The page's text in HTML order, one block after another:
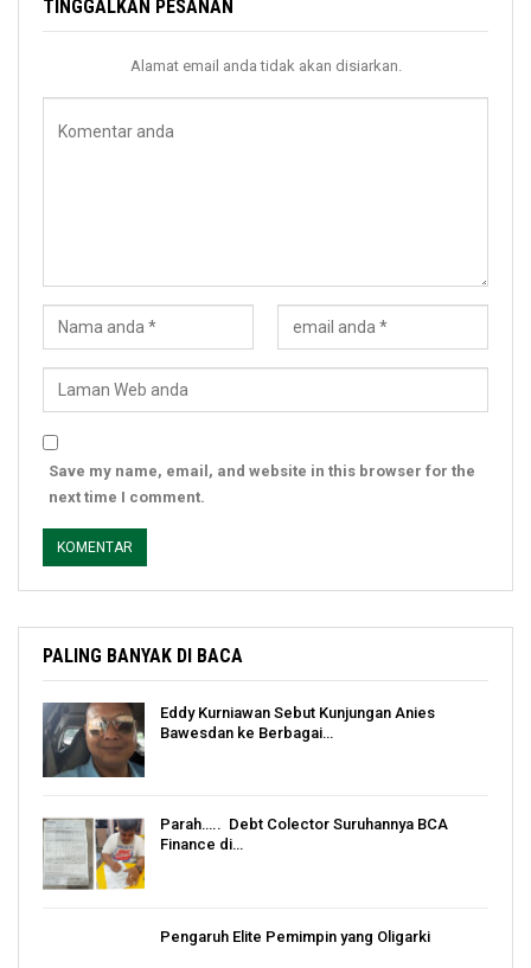
TINGGALKAN PESANAN
Alamat email anda tidak akan disiarkan.
Save my name, email, and website in this browser for the
next time I comment.
PALING BANYAK DI BACA
Eddy Kurniawan Sebut Kunjungan Anies
Bawesdan ke Berbagai…
Parah….. Debt Colector Suruhannya BCA
Finance di…
Pengaruh Elite Pemimpin yang Oligarki